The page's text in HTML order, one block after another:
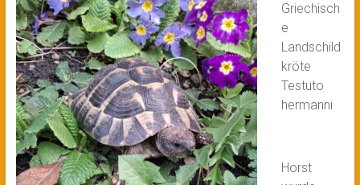
Griechisch
e
Landschild
kröte
Testuto
hermanni
Horst